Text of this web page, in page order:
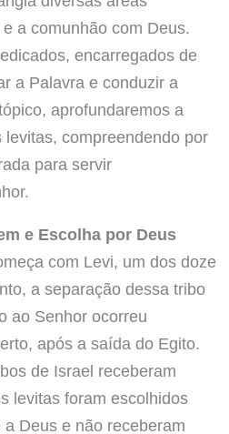
a comunhão com Deus.
encarregados de
a Palavra e conduzir a
aprofundaremos a
compreendendo por
para servir
e Escolha por Deus
com Levi, um dos doze
a separação dessa tribo
ao Senhor ocorreu
após a saída do Egito.
de Israel receberam
levitas foram escolhidos
Deus e não receberam